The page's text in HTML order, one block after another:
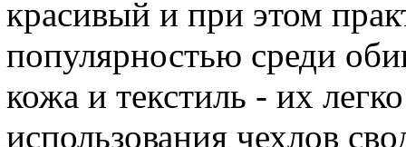
красивый и при этом
популярностью среди
кожа и текстиль - их
использования чехлов